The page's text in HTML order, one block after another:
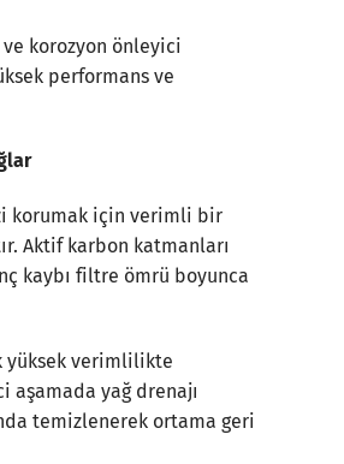
korozyon önleyici
performans ve
korumak için verimli bir
Aktif karbon katmanları
kaybı filtre ömrü boyunca
yüksek verimlilikte
aşamada yağ drenajı
temizlenerek ortama geri